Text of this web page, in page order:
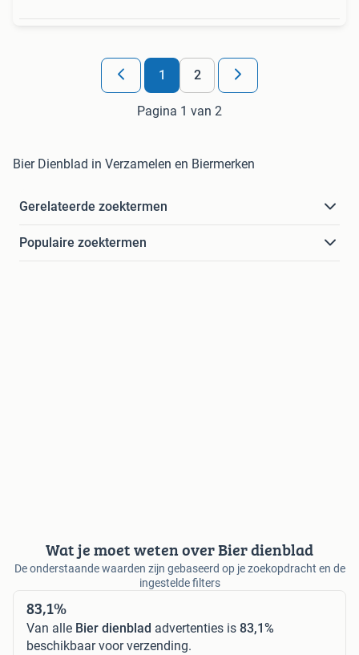
1 2
Pagina 1 van 2
Bier Dienblad in Verzamelen en Biermerken
Gerelateerde zoektermen
Populaire zoektermen
Wat je moet weten over Bier dienblad
De onderstaande waarden zijn gebaseerd op je zoekopdracht en de
ingestelde filters
83,1%
Van alle Bier dienblad advertenties is 83,1%
beschikbaar voor verzending.